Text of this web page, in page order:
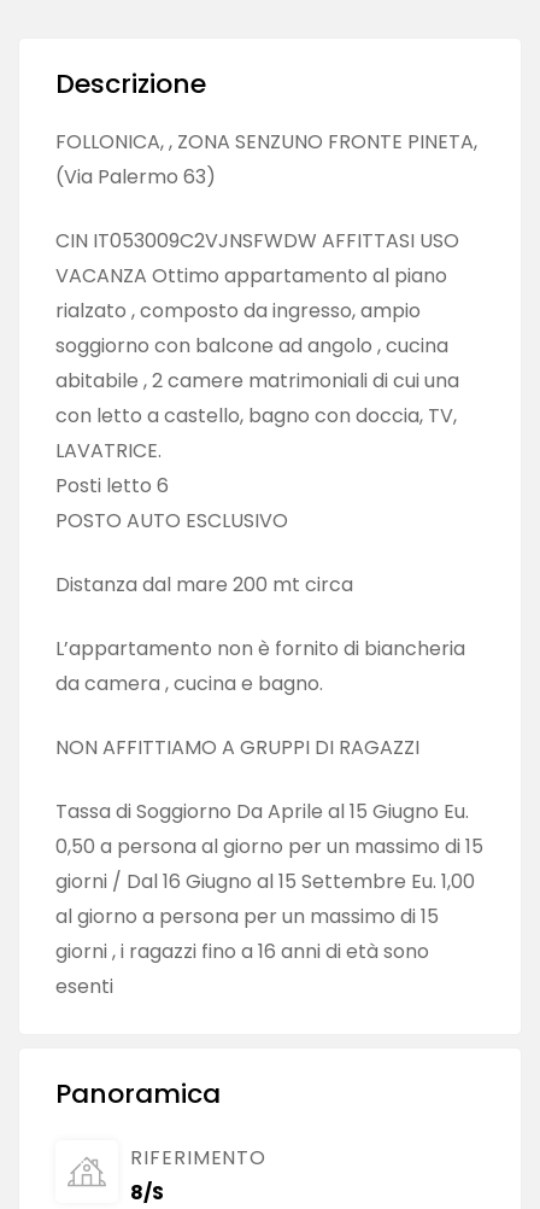
Descrizione
FOLLONICA, , ZONA SENZUNO FRONTE PINETA,
(Via Palermo 63)
CIN IT053009C2VJNSFWDW AFFITTASI USO
VACANZA Ottimo appartamento al piano
rialzato , composto da ingresso, ampio
soggiorno con balcone ad angolo , cucina
abitabile , 2 camere matrimoniali di cui una
con letto a castello, bagno con doccia, TV,
LAVATRICE.
Posti letto 6
POSTO AUTO ESCLUSIVO
Distanza dal mare 200 mt circa
L’appartamento non è fornito di biancheria
da camera , cucina e bagno.
NON AFFITTIAMO A GRUPPI DI RAGAZZI
Tassa di Soggiorno Da Aprile al 15 Giugno Eu.
0,50 a persona al giorno per un massimo di 15
giorni / Dal 16 Giugno al 15 Settembre Eu. 1,00
al giorno a persona per un massimo di 15
giorni , i ragazzi fino a 16 anni di età sono
esenti
Panoramica
RIFERIMENTO
8/S